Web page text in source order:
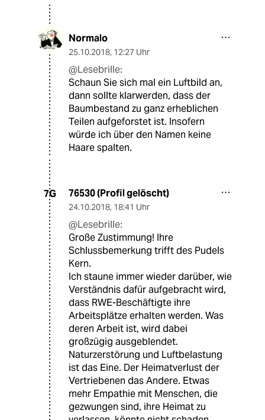
Normalo
25.10.2018, 12:27 Uhr
@Lesebrille:
Schaun Sie sich mal ein Luftbild an,
dann sollte klarwerden, dass der
Baumbestand zu ganz erheblichen
Teilen aufgeforstet ist. Insofern
würde ich über den Namen keine
Haare spalten.
7G 76530 (Profil gelöscht)
24.10.2018, 18:41 Uhr
@Lesebrille:
Große Zustimmung! Ihre
Schlussbemerkung trifft des Pudels
Kern.
Ich staune immer wieder darüber, wie
Verständnis dafür aufgebracht wird,
dass RWE-Beschäftigte ihre
Arbeitsplätze erhalten werden. Was
deren Arbeit ist, wird dabei
großzügig ausgeblendet.
Naturzerstörung und Luftbelastung
ist das Eine. Der Heimatverlust der
Vertriebenen das Andere. Etwas
mehr Empathie mit Menschen, die
gezwungen sind, ihre Heimat zu